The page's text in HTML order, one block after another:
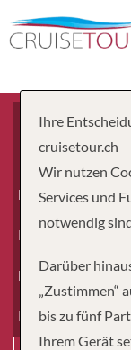
Erwachsene
Kinder
Dauer
Reiseart
Ihre
cruisetour.ch
Wir nutzen
Services und
notwendig
Darüber
„Zustimmen“
bis zu fünf
Ihrem Gerät